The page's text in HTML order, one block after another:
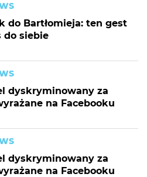
do Bartłomieja: ten gest
do siebie
dyskryminowany za
na Facebooku
dyskryminowany za
na Facebooku